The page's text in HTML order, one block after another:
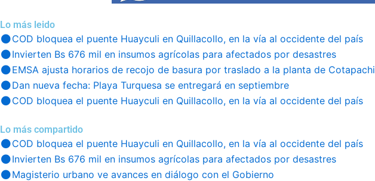
Lo más leido
COD bloquea el puente Huayculi en Quillacollo, en la vía al occidente del país
Invierten Bs 676 mil en insumos agrícolas para afectados por desastres
EMSA ajusta horarios de recojo de basura por traslado a la planta de Cotapachi
Dan nueva fecha: Playa Turquesa se entregará en septiembre
COD bloquea el puente Huayculi en Quillacollo, en la vía al occidente del país
Lo más compartido
COD bloquea el puente Huayculi en Quillacollo, en la vía al occidente del país
Invierten Bs 676 mil en insumos agrícolas para afectados por desastres
Magisterio urbano ve avances en diálogo con el Gobierno